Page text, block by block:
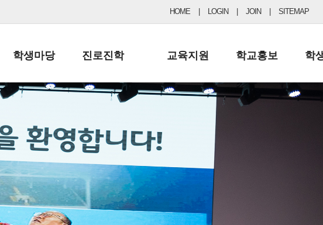
HOME LOGIN JOIN SITEMAP
학생마당
학생생활규정
학교신문
자율진로동아리
유초등 소식지
진로진학
공지사항 및 입시자료
드림레터
교육지원
행정실
학교운영위원회
학교건축기금
학교홍보
보도자료
학